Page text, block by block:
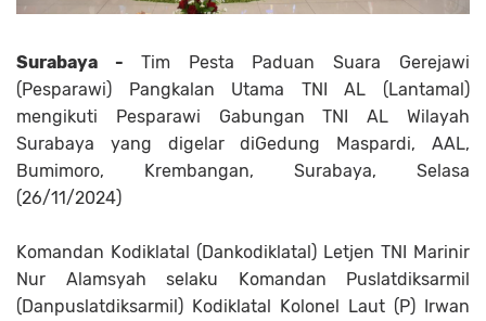
Surabaya - Tim Pesta Paduan Suara Gerejawi
(Pesparawi) Pangkalan Utama TNI AL (Lantamal)
mengikuti Pesparawi Gabungan TNI AL Wilayah
Surabaya yang digelar diGedung Maspardi, AAL,
Bumimoro, Krembangan, Surabaya, Selasa
(26/11/2024)
Komandan Kodiklatal (Dankodiklatal) Letjen TNI Marinir
Nur Alamsyah selaku Komandan Puslatdiksarmil
(Danpuslatdiksarmil) Kodiklatal Kolonel Laut (P) Irwan